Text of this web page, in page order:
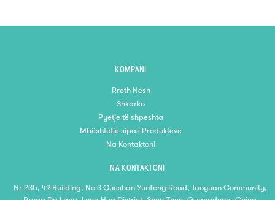
KOMPANI
Rreth Nesh
Shkarko
Pyetje të shpeshta
Mbështetje sipas Produkteve
Na Kontaktoni
NA KONTAKTONI
Nr 235, 49 Building, No 3 Queshan Yunfeng Road, Taoyuan Community,